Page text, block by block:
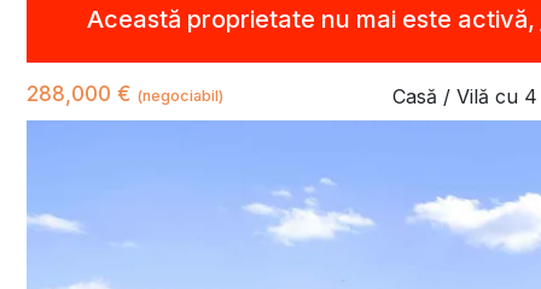
Această proprietate nu mai este activă,
288,000 € (negociabil) Casă / Vilă cu